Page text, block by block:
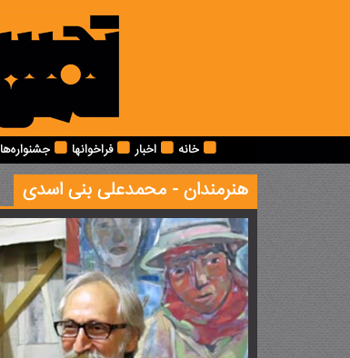
خانه اخبار فراخوانها جشنواره‌ها
هنرمندان - محمدعلی بنی اسدی